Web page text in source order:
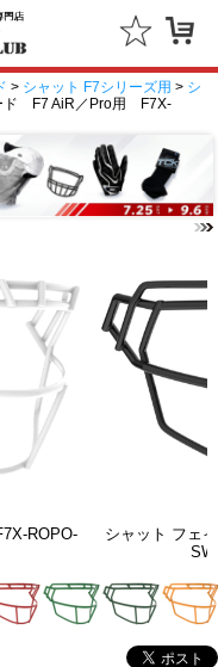
> シャット F7シリーズ用 > シ
ド F7 AiR／Pro用 F7X-
ROPO-
シャット フェ